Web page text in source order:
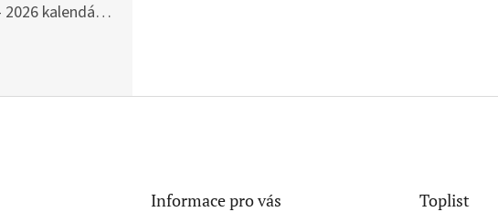
Tom Hiddleston - 2026 kalendář A3
out of 5 stars.
Informace pro vás Toplist